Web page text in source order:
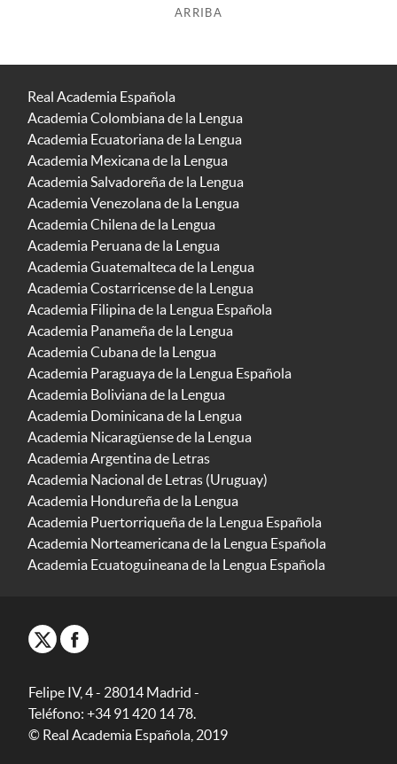
ARRIBA
Real Academia Española
Academia Colombiana de la Lengua
Academia Ecuatoriana de la Lengua
Academia Mexicana de la Lengua
Academia Salvadoreña de la Lengua
Academia Venezolana de la Lengua
Academia Chilena de la Lengua
Academia Peruana de la Lengua
Academia Guatemalteca de la Lengua
Academia Costarricense de la Lengua
Academia Filipina de la Lengua Española
Academia Panameña de la Lengua
Academia Cubana de la Lengua
Academia Paraguaya de la Lengua Española
Academia Boliviana de la Lengua
Academia Dominicana de la Lengua
Academia Nicaragüense de la Lengua
Academia Argentina de Letras
Academia Nacional de Letras (Uruguay)
Academia Hondureña de la Lengua
Academia Puertorriqueña de la Lengua Española
Academia Norteamericana de la Lengua Española
Academia Ecuatoguineana de la Lengua Española
Felipe IV, 4 - 28014 Madrid -
Teléfono: +34 91 420 14 78.
© Real Academia Española, 2019